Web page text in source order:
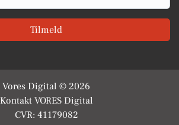
Tilmeld
Vores Digital © 2026
Kontakt VORES Digital
CVR: 41179082